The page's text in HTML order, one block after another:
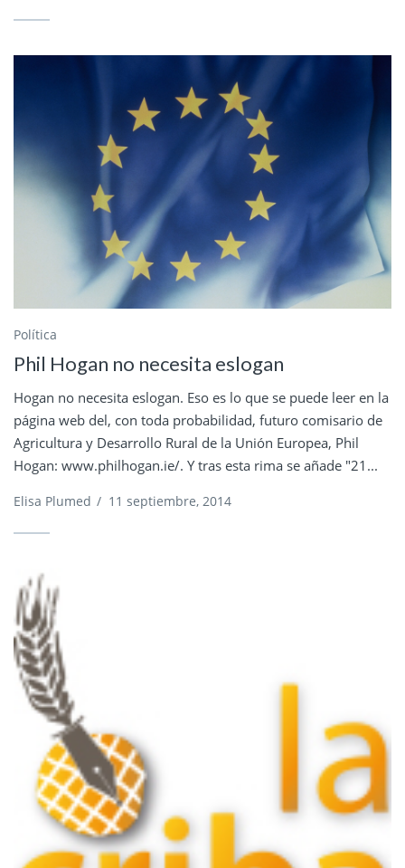
Política
Phil Hogan no necesita eslogan
Hogan no necesita eslogan. Eso es lo que se puede leer en la
página web del, con toda probabilidad, futuro comisario de
Agricultura y Desarrollo Rural de la Unión Europea, Phil
Hogan: www.philhogan.ie/. Y tras esta rima se añade "21...
Elisa Plumed / 11 septiembre, 2014